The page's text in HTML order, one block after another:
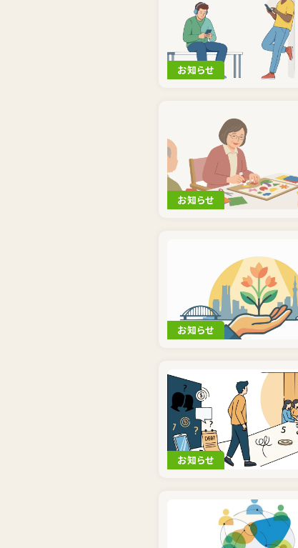
お知らせ
お知らせ
お知らせ
お知らせ